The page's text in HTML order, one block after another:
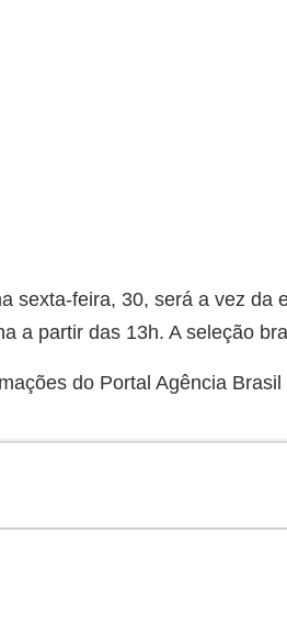
sexta-feira, 30, será a vez da
a partir das 13h. A seleção
do Portal Agência Brasil